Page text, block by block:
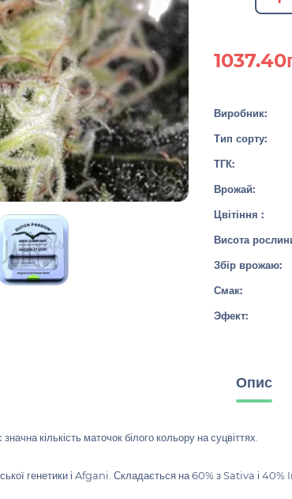
Виробник:
Тип сорту:
ТГК:
Врожай:
Цвітіння :
Висота
Збір врожаю:
Смак:
Эфект:
Опис
кількість маточок білого кольору на суцвіттях.
генетики і Afgani. Складається на 60% з Sativa і 40%